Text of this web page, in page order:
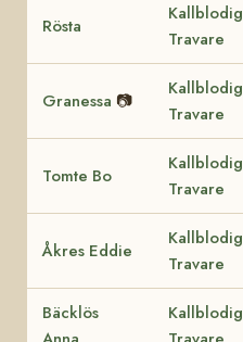
Rösta
Kallblodig
Travare
Granessa 📷
Kallblodig
Travare
Tomte Bo
Kallblodig
Travare
Åkres Eddie
Kallblodig
Travare
Bäcklös
Kallblodig